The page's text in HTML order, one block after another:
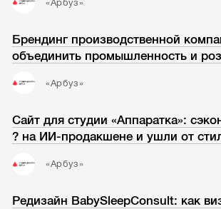
«Арбуз»
Брендинг производственной
объединить промышленность и
«Арбуз»
Сайт для студии «Аппаратка»:
? на ИИ-продакшене и ушли от
«Арбуз»
Редизайн BabySleepConsult: как